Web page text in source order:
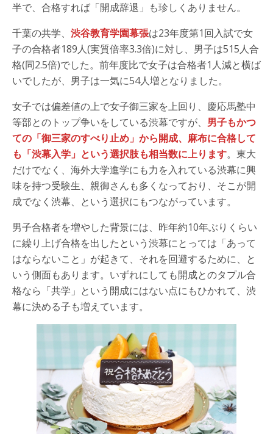
半で、合格すれば「開成辞退」も珍しくありません。
千葉の共学、 渋谷教育学園幕張は23年度第1回入試で女
子の合格者189人(実質倍率3.3倍)に対し、男子は515人合
格(同2.5倍)でした。前年度比で女子は合格者1人減と横ば
いでしたが、男子は一気に54人増となりました。
女子では偏差値の上で女子御三家を上回り、慶応馬塾中
等部とのトップ争いをしている渋幕ですが、 男子もかつ
ての「御三家のすべり止め」から開成、麻布に合格して
も「渋幕入学」という選択肢も相当数に上ります。東大
だけでなく、海外大学進学にも力を入れている渋幕に興
味を持つ受験生、親御さんも多くなっており、そこが開
成でなく渋幕、という選択にもつながっています。
男子合格者を増やした背景には、昨年約10年ぶりくらい
に繰り上げ合格を出したという渋幕にとっては「あって
はならないこと」が起きて、それを回避するために、と
いう側面もあります。いずれにしても開成とのタプル合
格なら「共学」という開成にはない点にもひかれて、渋
幕に決める子も増えています。